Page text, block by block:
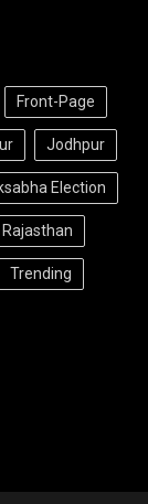
Front-Page
Jodhpur
Election
Rajasthan
Trending